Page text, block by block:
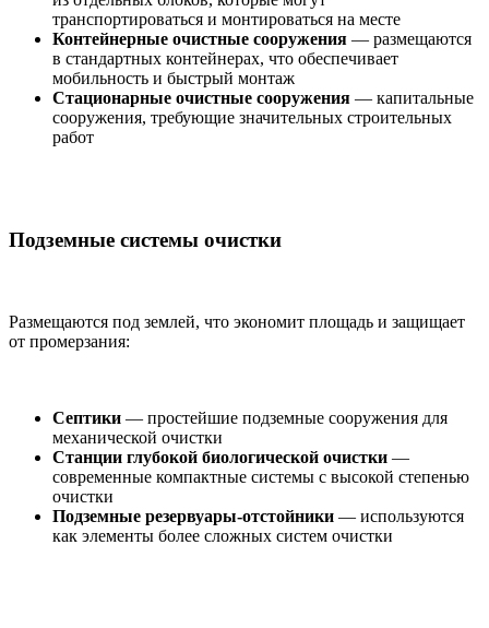
транспортироваться и монтироваться на месте
Контейнерные очистные сооружения — размещаются
в стандартных контейнерах, что обеспечивает
мобильность и быстрый монтаж
Стационарные очистные сооружения — капитальные
сооружения, требующие значительных строительных
работ
Подземные системы очистки
Размещаются под землей, что экономит площадь и защищает
от промерзания:
Септики — простейшие подземные сооружения для
механической очистки
Станции глубокой биологической очистки —
современные компактные системы с высокой степенью
очистки
Подземные резервуары-отстойники — используются
как элементы более сложных систем очистки